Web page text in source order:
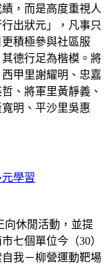
，而是高度重視人
出狀元」，凡事只
積極參與社區服
德行足為楷模。將
甲里謝耀明、忠嘉
、將軍里黃靜義、
明、平沙里吳惠
學習
向休閒活動，並提
七個單位今（30）
我－柳營運動靶場